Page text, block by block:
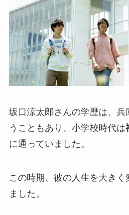
坂口涼太郎さんの学歴は、兵
うこともあり、小学校時代は
に通っていました。
この時期、彼の人生を大きく
ました。